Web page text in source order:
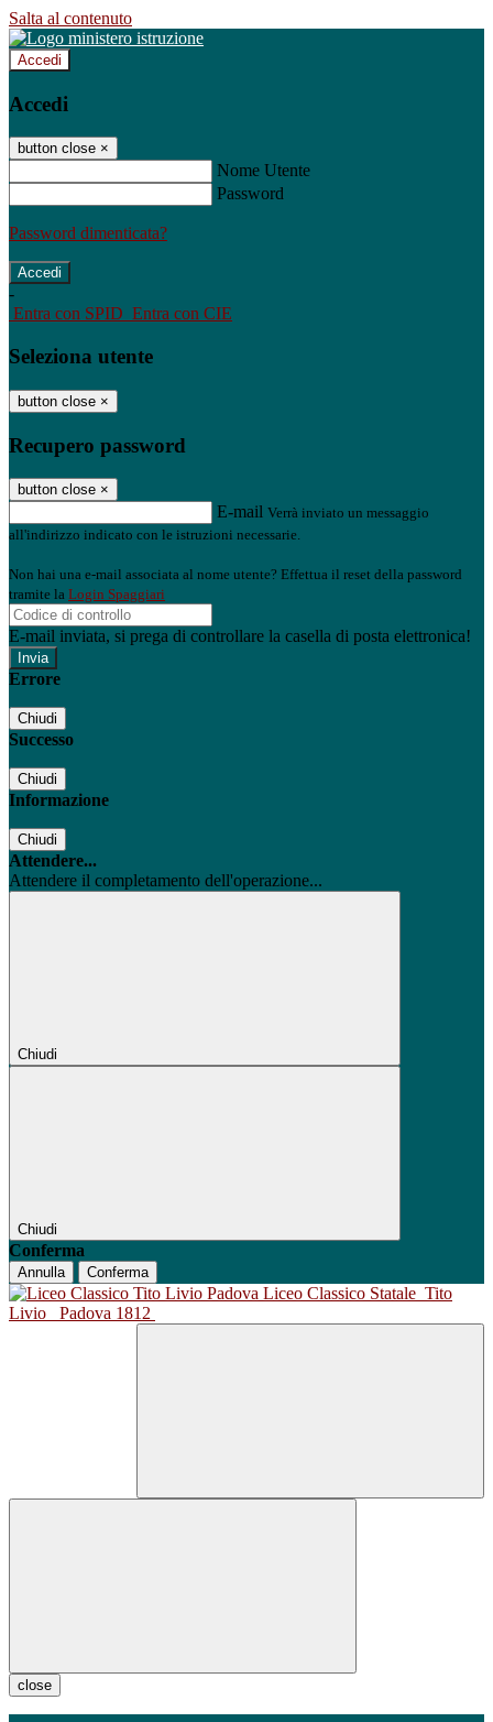
Salta al contenuto
Accedi
Accedi
button close ×
Nome Utente
Password
Password dimenticata?
-
Entra con SPID Entra con CIE
Seleziona utente
button close ×
Recupero password
button close ×
E-mail Verrà inviato un messaggio
all'indirizzo indicato con le istruzioni necessarie.
Non hai una e-mail associata al nome utente? Effettua il reset della password
tramite la Login Spaggiari
E-mail inviata, si prega di controllare la casella di posta elettronica!
Errore
Chiudi
Successo
Chiudi
Informazione
Chiudi
Attendere...
Attendere il completamento dell'operazione...
Chiudi
Chiudi
Conferma
Annulla Conferma
Liceo Classico Statale Tito
Livio
Padova 1812
close